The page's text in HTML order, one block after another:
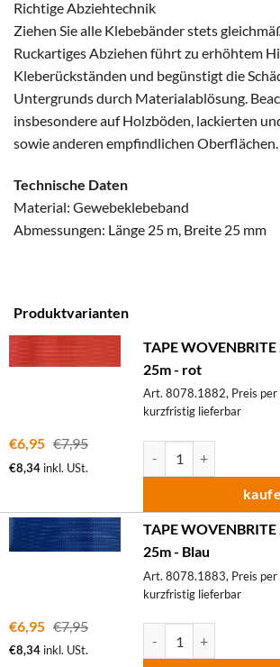
Richtige Abziehtechnik
Ziehen Sie alle Klebebänder stets
Ruckartiges Abziehen führt zu erhöhtem
Kleberückständen und begünstigt die
Untergrunds durch Materialablösung.
insbesondere auf Holzböden, lackierten
sowie anderen empfindlichen Oberflächen.
Technische Daten
Material: Gewebeklebeband
Abmessungen: Länge 25 m, Breite 25 mm
Produktvarianten
TAPE
25m - rot
Art. 8078.1882, Preis per
kurzfristig lieferbar
€6,95 €7,95
€8,34 inkl. USt.
TAPE
25m - Blau
Art. 8078.1883, Preis per
kurzfristig lieferbar
€6,95 €7,95
€8,34 inkl. USt.